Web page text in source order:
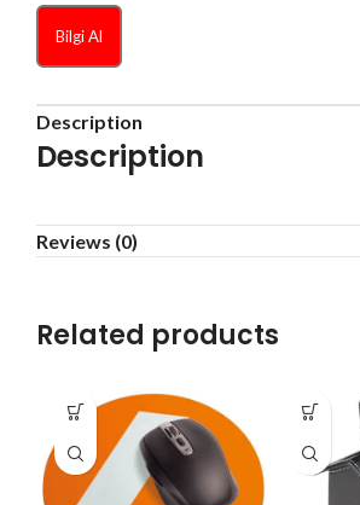
Bilgi Al
Description
Description
Reviews (0)
Related products